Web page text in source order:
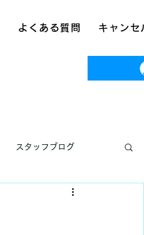
よくある質問 キャンセ
スタッフブログ